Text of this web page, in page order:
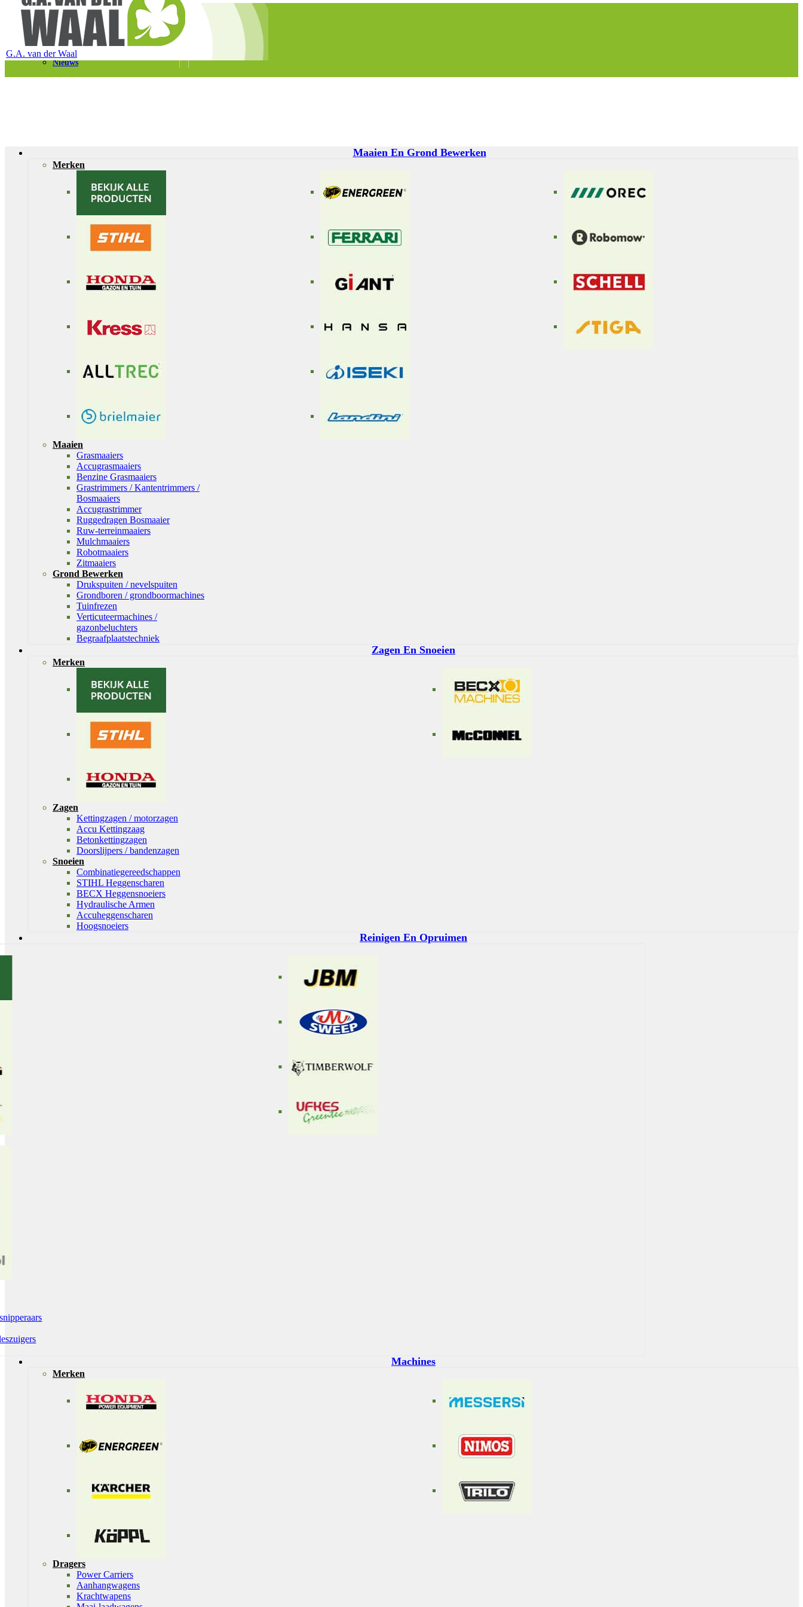
Telefoon 0180 – 421399
Schaapherderweg 6, 2988 CK Ridderkerk
Vacatures
Nieuws
G.A. van der Waal
Maaien En Grond Bewerken
Merken
Maaien
Grasmaaiers
Accugrasmaaiers
Benzine Grasmaaiers
Grastrimmers / Kantentrimmers /
Bosmaaiers
Accugrastrimmer
Ruggedragen Bosmaaier
Ruw-terreinmaaiers
Mulchmaaiers
Robotmaaiers
Zitmaaiers
Grond Bewerken
Drukspuiten / nevelspuiten
Grondboren / grondboormachines
Tuinfrezen
Verticuteermachines /
gazonbeluchters
Begraafplaatstechniek
Zagen En Snoeien
Merken
Zagen
Kettingzagen / motorzagen
Accu Kettingzaag
Betonkettingzagen
Doorslijpers / bandenzagen
Snoeien
Combinatiegereedschappen
STIHL Heggenscharen
BECX Heggensnoeiers
Hydraulische Armen
Accuheggenscharen
Hoogsnoeiers
Reinigen En Opruimen
Machines
Merken
Dragers
Power Carriers
Aanhangwagens
Krachtwapens